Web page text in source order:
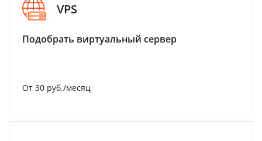
VPS
Подобрать виртуальный сервер
От 30 руб./месяц